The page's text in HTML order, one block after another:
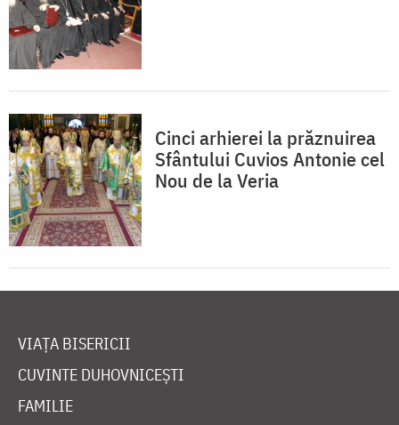
Cinci arhierei la prăznuirea
Sfântului Cuvios Antonie cel
Nou de la Veria
VIAȚA BISERICII
CUVINTE DUHOVNICEȘTI
FAMILIE